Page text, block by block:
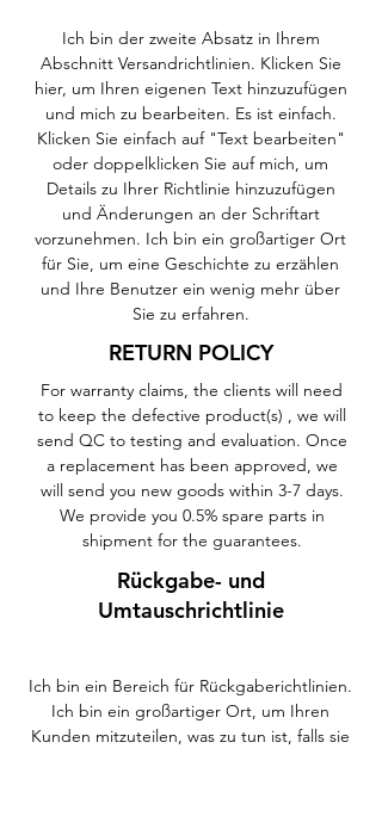
Ich bin der zweite Absatz in Ihrem
Abschnitt Versandrichtlinien. Klicken Sie
hier, um Ihren eigenen Text hinzuzufügen
und mich zu bearbeiten. Es ist einfach.
Klicken Sie einfach auf "Text bearbeiten"
oder doppelklicken Sie auf mich, um
Details zu Ihrer Richtlinie hinzuzufügen
und Änderungen an der Schriftart
vorzunehmen. Ich bin ein großartiger Ort
für Sie, um eine Geschichte zu erzählen
und Ihre Benutzer ein wenig mehr über
Sie zu erfahren.
RETURN POLICY
For warranty claims, the clients will need
to keep the defective product(s) , we will
send QC to testing and evaluation. Once
a replacement has been approved, we
will send you new goods within 3-7 days.
We provide you 0.5% spare parts in
shipment for the guarantees.
Rückgabe- und
Umtauschrichtlinie
Ich bin ein Bereich für Rückgaberichtlinien.
Ich bin ein großartiger Ort, um Ihren
Kunden mitzuteilen, was zu tun ist, falls sie